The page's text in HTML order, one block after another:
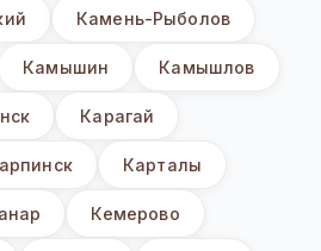
Камень-Рыболов
Камышин Камышлов
Карагай
Карталы
Кемерово